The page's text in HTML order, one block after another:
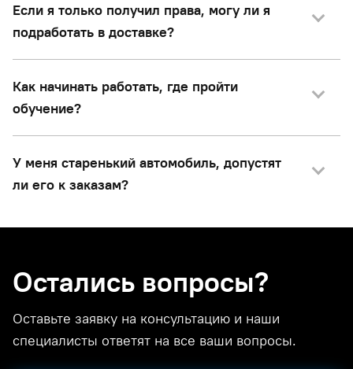
Если я только получил права, могу ли я
подработать в доставке?
Как начинать работать, где пройти
обучение?
У меня старенький автомобиль, допустят
ли его к заказам?
Остались вопросы?
Оставьте заявку на консультацию и наши
специалисты ответят на все ваши вопросы.